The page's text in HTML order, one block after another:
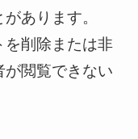
あります。
を削除または非
閲覧できない